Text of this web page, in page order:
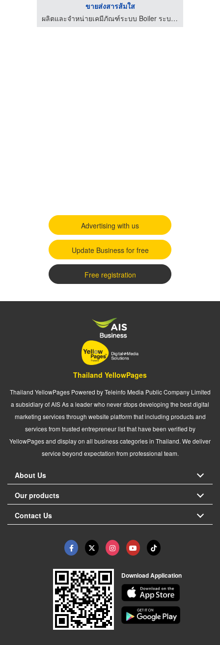
ขายส่งสารส้มใส
ผลิตและจำหน่ายเคมีภัณฑ์ระบบ Boiler ระบบ RO
Advertising with us
Update Business for free
Free registration
Thailand YellowPages
Thailand YellowPages Powered by Teleinfo Media Public Company Limited
a subsidiary of AIS As a leader who never stops developing the best digital
marketing services through website platform that including products and
services from trusted entrepreneur list that have been verified by
YellowPages and display on all business categories in Thailand. We deliver
service beyond expectation from professional team.
About Us
Our products
Contact Us
Download Application